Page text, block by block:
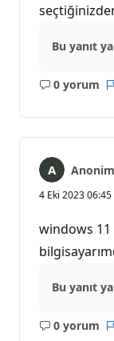
Bu yanıt
0 yorum
Açıklama
Anonim
4 Eki 2023 06:45
windows
Bu yanıt
0 yorum
Açıklama